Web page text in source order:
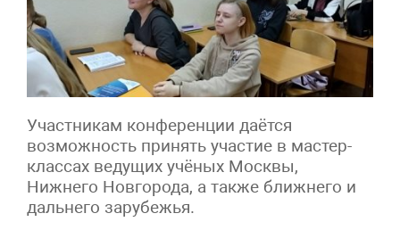
Участникам конференции даётся
возможность принять участие в мастер-
классах ведущих учёных Москвы,
Нижнего Новгорода, а также ближнего и
дальнего зарубежья.